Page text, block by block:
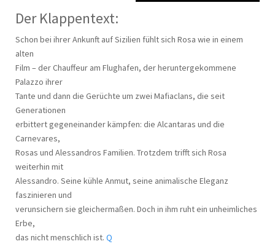
Der Klappentext:
Schon bei ihrer Ankunft auf Sizilien fühlt sich Rosa wie in einem
alten
Film – der Chauffeur am Flughafen, der heruntergekommene
Palazzo ihrer
Tante und dann die Gerüchte um zwei Mafiaclans, die seit
Generationen
erbittert gegeneinander kämpfen: die Alcantaras und die
Carnevares,
Rosas und Alessandros Familien. Trotzdem trifft sich Rosa
weiterhin mit
Alessandro. Seine kühle Anmut, seine animalische Eleganz
faszinieren und
verunsichern sie gleichermaßen. Doch in ihm ruht ein unheimliches
Erbe,
das nicht menschlich ist. Q